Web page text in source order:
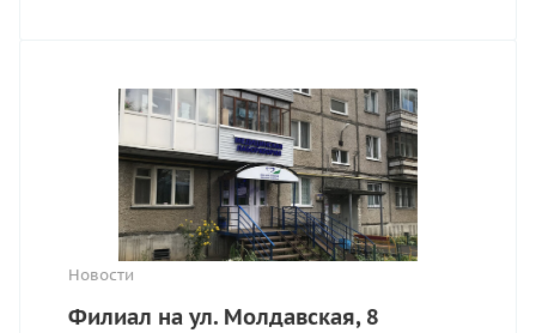
Новости
Филиал на ул. Молдавская, 8